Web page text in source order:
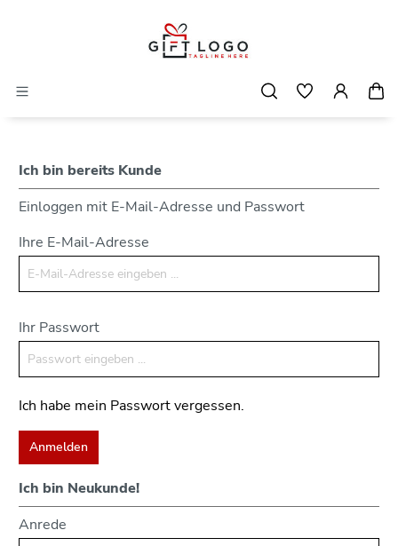
Ich bin bereits Kunde
Einloggen mit E-Mail-Adresse und Passwort
Ihre E-Mail-Adresse
Ihr Passwort
Ich habe mein Passwort vergessen.
Anmelden
Ich bin Neukunde!
Anrede